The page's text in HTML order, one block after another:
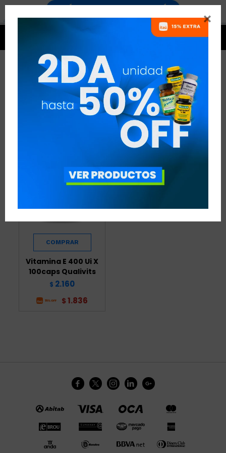

VITAMINA E
VITAMINA E QUITAR FILTROS
RECOMENDADOS
Vitamina E 400 Ui X
100caps Qualivits
$ 2.160
$ 1.836
    